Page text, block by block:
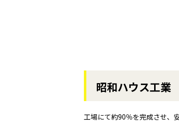
昭和ハウス工業
工場にて約90％を完成させ、